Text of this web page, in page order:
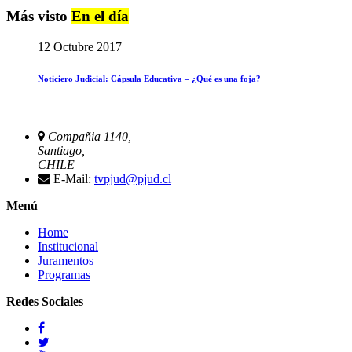
Más visto En el día
12 Octubre 2017
Noticiero Judicial: Cápsula Educativa – ¿Qué es una foja?
Compañia 1140,
Santiago,
CHILE
E-Mail: tvpjud@pjud.cl
Menú
Home
Institucional
Juramentos
Programas
Redes Sociales